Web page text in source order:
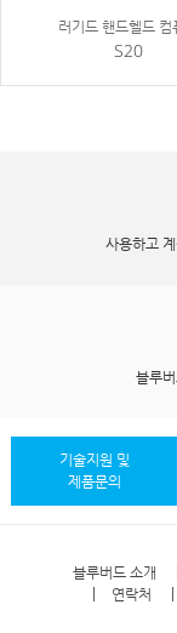
러기드 핸드헬드 컴
S20
사용하고
블루
기술지원 및
제품문의
블루버드 소개
연락처